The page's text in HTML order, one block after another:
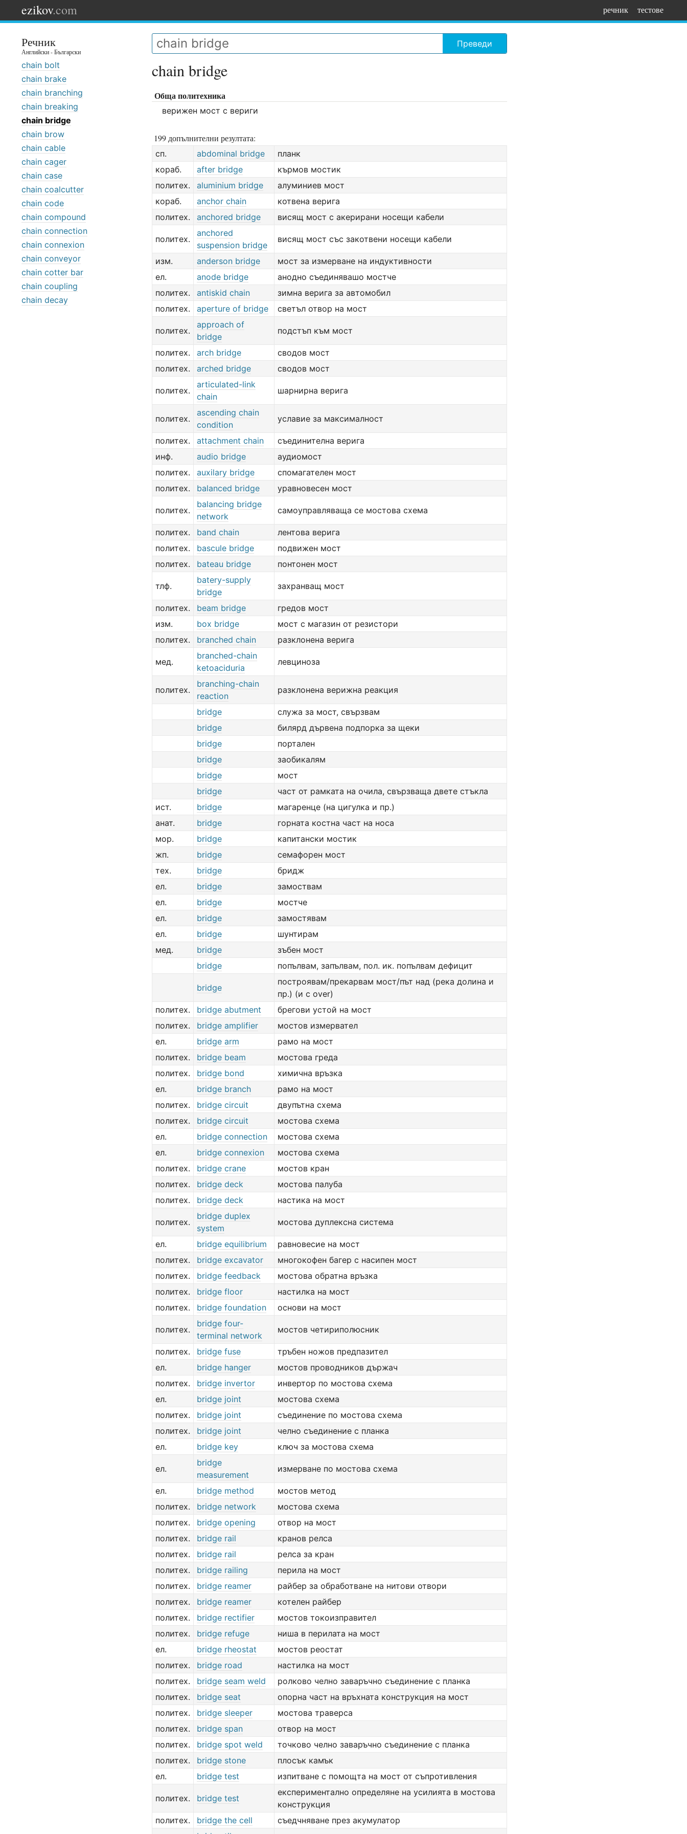
ezikov.com речник тестове
Речник
Английски - Български
chain bolt
chain brake
chain branching
chain breaking
chain bridge
chain brow
chain cable
chain cager
chain case
chain coalcutter
chain code
chain compound
chain connection
chain connexion
chain conveyor
chain cotter bar
chain coupling
chain decay
Преведи
chain bridge
Обща политехника
верижен мост с вериги
199 допълнителни резултата:
сп. abdominal bridge
планк
кораб.
after bridge
кърмов мостик
политех.
aluminium bridge
алуминиев мост
кораб.
anchor chain
котвена верига
политех.
anchored bridge висящ мост с акерирани носещи кабели
политех.
anchored
suspension bridge
висящ мост със закотвени носещи кабели
изм. anderson bridge
мост за измерване на индуктивности
ел.
anode bridge
анодно съединявашо мостче
политех.
antiskid chain
зимна верига за автомобил
политех.
aperture of bridge светъл отвор на мост
политех.
approach of
bridge
подстъп към мост
политех. arch bridge
сводов мост
политех.
arched bridge сводов мост
политех.
articulated-link
chain
шарнирна верига
политех.
ascending chain
condition
уславие за максималност
политех. attachment chain
съединителна верига
инф.
audio bridge
аудиомост
политех.
auxilary bridge
спомагателен мост
политех.
balanced bridge уравновесен мост
политех.
balancing bridge
network
самоуправляваща се мостова схема
политех. band chain
лентова верига
политех.
bascule bridge
подвижен мост
политех.
bateau bridge понтонен мост
тлф.
batery-supply
bridge
захранващ мост
политех. beam bridge
гредов мост
изм.
box bridge
мост с магазин от резистори
политех.
branched chain разклонена верига
мед.
branched-chain
ketoaciduria
левциноза
политех.
branching-chain
reaction
разклонена верижна реакция
bridge
служа за мост, свързвам
bridge
билярд дървена подпорка за щеки
bridge
портален
bridge
заобикалям
bridge
мост
bridge
част от рамката на очила, свързваща двете стъкла
ист.
bridge
магаренце (на цигулка и пр.)
анат.
bridge
горната костна част на носа
мор.
bridge
капитански мостик
жп.
bridge
семафорен мост
тех.
bridge
бридж
ел.
bridge
замоствам
ел.
bridge
мостче
ел.
bridge
замостявам
ел.
bridge
шунтирам
мед.
bridge
зъбен мост
bridge
попълвам, запълвам, пол. ик. попълвам дефицит
bridge
построявам/прекарвам мост/път над (река долина и
пр.) (и с over)
политех.
bridge abutment
брегови устой на мост
политех.
bridge amplifier
мостов измервател
ел.
bridge arm
рамо на мост
политех.
bridge beam
мостова греда
политех.
bridge bond
химична връзка
ел.
bridge branch
рамо на мост
политех.
bridge circuit
двупътна схема
политех.
bridge circuit
мостова схема
ел.
bridge connection
мостова схема
ел.
bridge connexion
мостова схема
политех.
bridge crane
мостов кран
политех.
bridge deck
мостова палуба
политех.
bridge deck настика на мост
политех.
bridge duplex
system
мостова дуплексна система
ел. bridge equilibrium
равновесие на мост
политех.
bridge excavator
многокофен багер с насипен мост
политех.
bridge feedback
мостова обратна връзка
политех.
bridge floor
настилка на мост
политех.
bridge foundation основи на мост
политех.
bridge four-
terminal network
мостов четириполюсник
политех. bridge fuse
тръбен ножов предпазител
ел.
bridge hanger
мостов проводников държач
политех.
bridge invertor
инвертор по мостова схема
ел.
bridge joint
мостова схема
политех.
bridge joint
съединение по мостова схема
политех.
bridge joint
челно съединение с планка
ел.
bridge key ключ за мостова схема
ел.
bridge
measurement
измерване по мостова схема
ел. bridge method
мостов метод
политех.
bridge network
мостова схема
политех.
bridge opening
отвор на мост
политех.
bridge rail
кранов релса
политех.
bridge rail
релса за кран
политех.
bridge railing
перила на мост
политех.
bridge reamer
райбер за обработване на нитови отвори
политех.
bridge reamer
котелен райбер
политех.
bridge rectifier
мостов токоизправител
политех.
bridge refuge
ниша в перилата на мост
ел.
bridge rheostat
мостов реостат
политех.
bridge road
настилка на мост
политех.
bridge seam weld
ролково челно заваръчно съединение с планка
политех.
bridge seat
опорна част на връхната конструкция на мост
политех.
bridge sleeper
мостова траверса
политех.
bridge span
отвор на мост
политех.
bridge spot weld
точково челно заваръчно съединение с планка
политех.
bridge stone
плосък камък
ел.
bridge test изпитване с помощта на мост от съпротивления
политех. bridge test
експериментално определяне на усилията в мостова
конструкция
политех.
bridge the cell
съедчняване през акумулатор